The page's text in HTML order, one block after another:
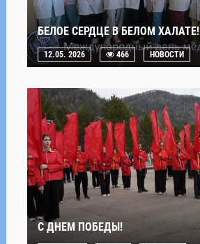
БЕЛОЕ СЕРДЦЕ В БЕЛОМ ХАЛАТЕ!
12.05. 2026 466 НОВОСТИ
С ДНЕМ ПОБЕДЫ!